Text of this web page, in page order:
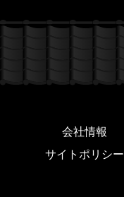
会社情報
サイトポリシー